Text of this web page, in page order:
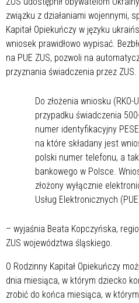
związku z działaniami wojennymi,
Kapitał Opiekuńczy w języku
wniosek prawidłowo wypisać.
na PUE ZUS, pozwoli na
przyznania świadczenia przez ZUS.
Do złożenia wniosku (RKO-
przypadku świadczenia
numer identyfikacyjny
na które składany jest
polski numer telefonu, a
bankowego w Polsce.
złożony wyłącznie
Usług Elektronicznych
– wyjaśnia Beata Kopczyńska,
ZUS województwa śląskiego.
O Rodzinny Kapitał Opiekuńczy
dnia miesiąca, w którym dziecko
zrobić do końca miesiąca, w